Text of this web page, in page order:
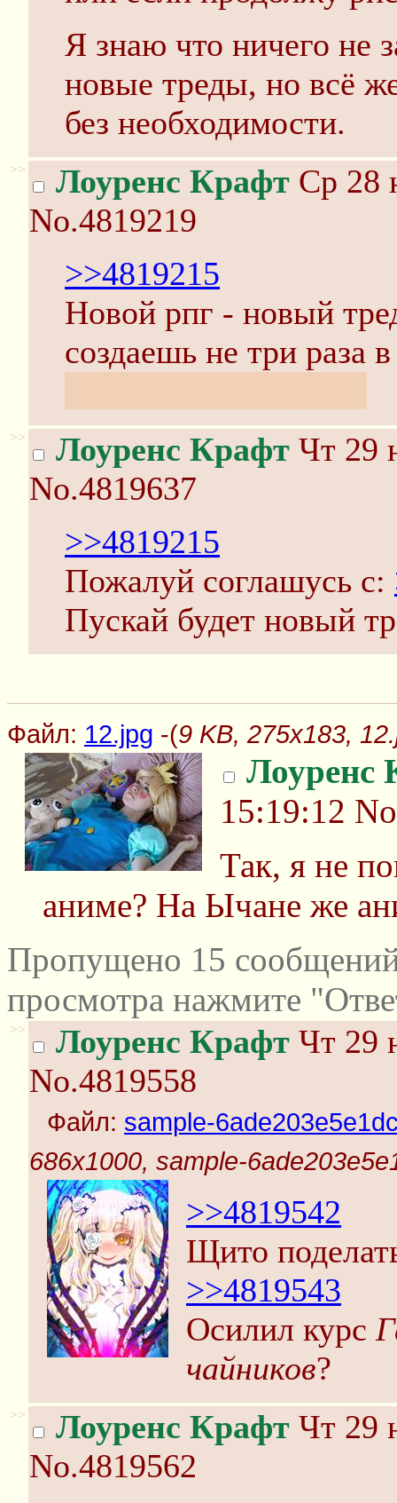
Я знаю что ничего не
новые треды, но всё
без необходимости.
>> Лоуренс Крафт Ср 28
No.4819219
>>4819215
Новой рпг - новый
создаешь не три раза
>> Лоуренс Крафт Чт 29
No.4819637
>>4819215
Пожалуй соглашусь с:
Пускай будет новый
Файл: 12.jpg -(9 KB, 275x183,
Лоуренс
15:19:12
Так, я не
аниме? На Ычане же
Пропущено 15
просмотра нажмите
>> Лоуренс Крафт Чт 29
No.4819558
Файл: sample-
686x1000, sample-
>>4819542
Щито
>>4819543
Осилил курс
чайников?
>> Лоуренс Крафт Чт 29
No.4819562